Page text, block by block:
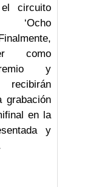
circuito
‘Ocho
como
y
recibirán
grabación
en la
y